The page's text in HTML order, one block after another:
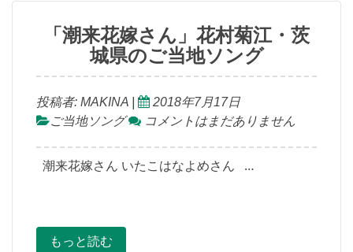
「潮来花嫁さん」花村菊江・茨
城県のご当地ソング
投稿者: MAKINA
2018年7月17日
ご当地ソング
コメントはまだありません
潮来花嫁さん いたこはなよめさん …
もっと読む